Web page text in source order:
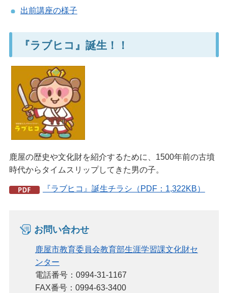
出前講座の様子
『ラブヒコ』誕生！！
鹿屋の歴史や文化財を紹介するために、1500年前の古墳
時代からタイムスリップしてきた男の子。
『ラブヒコ』誕生チラシ（PDF：1,322KB）
お問い合わせ
鹿屋市教育委員会教育部生涯学習課文化財セ
ンター
電話番号：0994-31-1167
FAX番号：0994-63-3400